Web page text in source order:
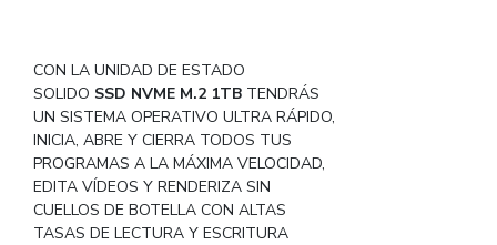
CON LA UNIDAD DE ESTADO
SOLIDO SSD NVME M.2 1TB TENDRÁS
UN SISTEMA OPERATIVO ULTRA RÁPIDO,
INICIA, ABRE Y CIERRA TODOS TUS
PROGRAMAS A LA MÁXIMA VELOCIDAD,
EDITA VÍDEOS Y RENDERIZA SIN
CUELLOS DE BOTELLA CON ALTAS
TASAS DE LECTURA Y ESCRITURA